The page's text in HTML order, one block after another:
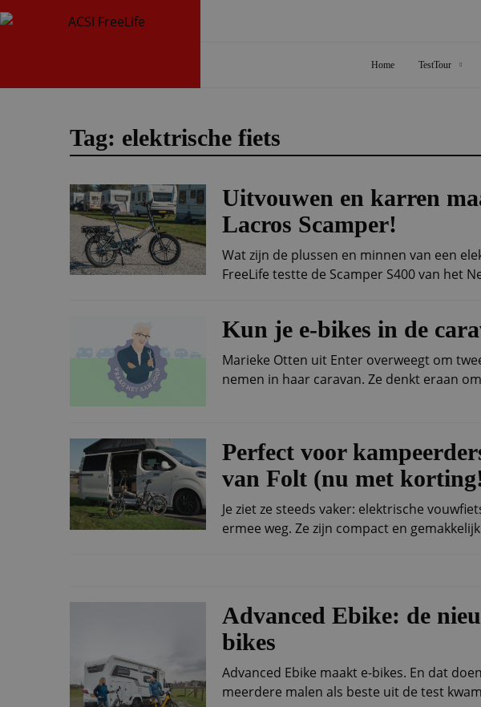
Home TestTour
Tag: elektrische fiets
Uitvouwen en karren
Lacros Scamper!
Wat zijn de plussen en minnen van een
FreeLife testte de Scamper S400 van het
Kun je e-bikes in de
Marieke Otten uit Enter overweegt om
nemen in haar caravan. Ze denkt eraan
Perfect voor
van Folt (nu met
Je ziet ze steeds vaker: elektrische
ermee weg. Ze zijn compact en
Advanced Ebike: de
bikes
Advanced Ebike maakt e-bikes. En dat
meerdere malen als beste uit de test